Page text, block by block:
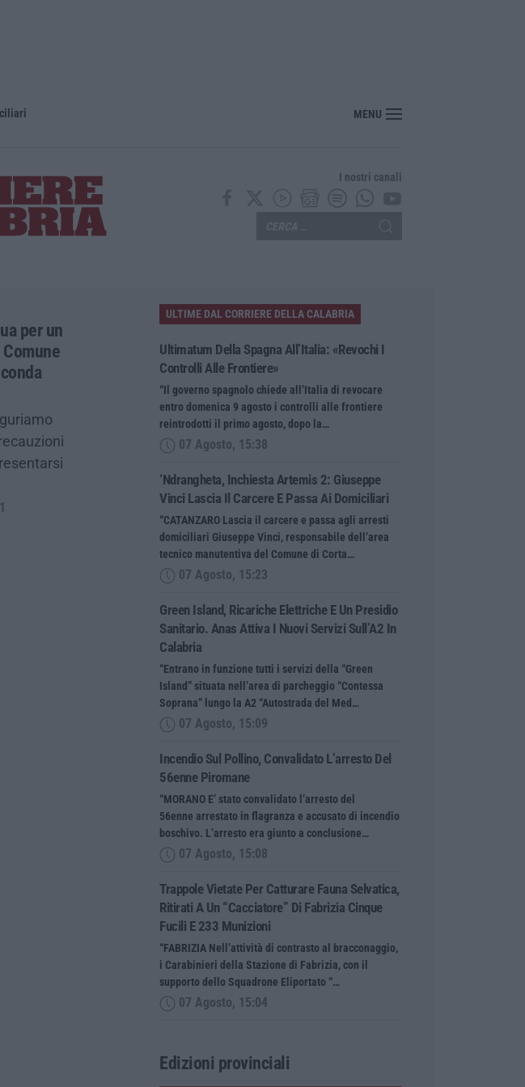
MENU
I nostri canali
per un
ULTIME DAL CORRIERE DELLA CALABRIA
Ultimatum Della Spagna All’Italia: «Revochi I
Controlli Alle Frontiere»
“Il governo spagnolo chiede all’Italia di revocare
entro domenica 9 agosto i controlli alle frontiere
reintrodotti il primo agosto, dopo la…
07 Agosto, 15:38
‘Ndrangheta, Inchiesta Artemis 2: Giuseppe
Vinci Lascia Il Carcere E Passa Ai Domiciliari
“CATANZARO Lascia il carcere e passa agli arresti
domiciliari Giuseppe Vinci, responsabile dell’area
tecnico manutentiva del Comune di Corta…
07 Agosto, 15:23
Green Island, Ricariche Elettriche E Un Presidio
Sanitario. Anas Attiva I Nuovi Servizi Sull’A2 In
Calabria
“Entrano in funzione tutti i servizi della “Green
Island” situata nell’area di parcheggio “Contessa
Soprana” lungo la A2 “Autostrada del Med…
07 Agosto, 15:09
Incendio Sul Pollino, Convalidato L’arresto Del
56enne Piromane
“MORANO E’ stato convalidato l’arresto del
56enne arrestato in flagranza e accusato di incendio
boschivo. L’arresto era giunto a conclusione…
07 Agosto, 15:08
Trappole Vietate Per Catturare Fauna Selvatica,
Ritirati A Un “cacciatore” Di Fabrizia Cinque
Fucili E 233 Munizioni
“FABRIZIA Nell’attività di contrasto al bracconaggio,
i Carabinieri della Stazione di Fabrizia, con il
supporto dello Squadrone Eliportato “…
07 Agosto, 15:04
Edizioni provinciali